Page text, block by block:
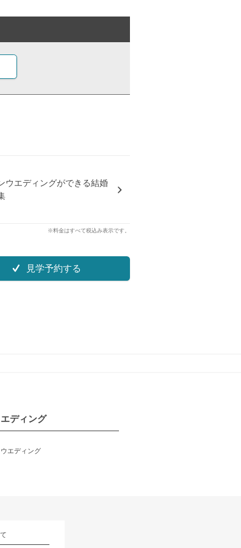
ウエディングができる結婚
※料金はすべて税込み表示です。
見学予約する
ディング
エディング